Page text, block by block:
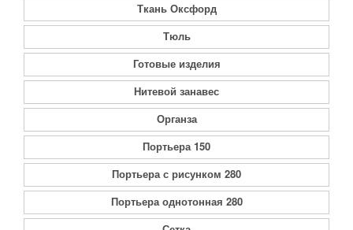
Ткань Оксфорд
Тюль
Готовые изделия
Нитевой занавес
Органза
Портьера 150
Портьера с рисунком 280
Портьера однотонная 280